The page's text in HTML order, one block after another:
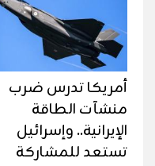
أمريكا تدرس ضرب
منشآت الطاقة
الإيرانية.. وإسرائيل
تستعد للمشاركة